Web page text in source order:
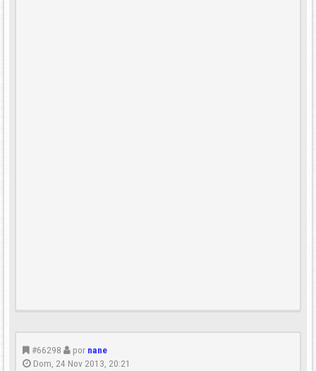
#66298 por nane
Dom, 24 Nov 2013, 20:21